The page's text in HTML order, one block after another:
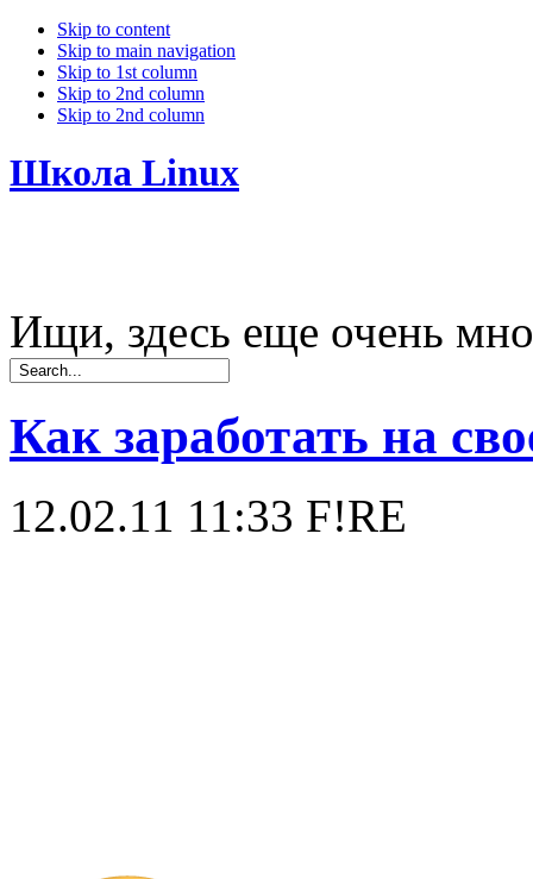
Skip to content
Skip to main navigation
Skip to 1st column
Skip to 2nd column
Skip to 2nd column
Школа Linux
Ищи, здесь еще очень
Как заработать на
12.02.11 11:33 F!RE